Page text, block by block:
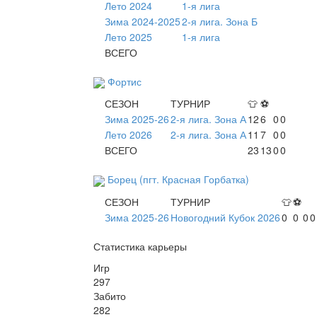
Лето 2024
1-я лига
Зима 2024-20252-я лига. Зона Б
Лето 2025
1-я лига
ВСЕГО
Фортис
СЕЗОН
ТУРНИР 👕 ⚽
Зима 2025-262-я лига. Зона А126 00
Лето 2026
2-я лига. Зона А11 7 00
ВСЕГО
23 1300
Борец (пгт. Красная Горбатка)
СЕЗОН
ТУРНИР 👕⚽
Зима 2025-26 Новогодний Кубок 20260 0 00
Статистика карьеры
Игр
297
Забито
282